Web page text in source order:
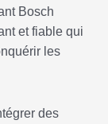
Bosch
et fiable qui
les
des